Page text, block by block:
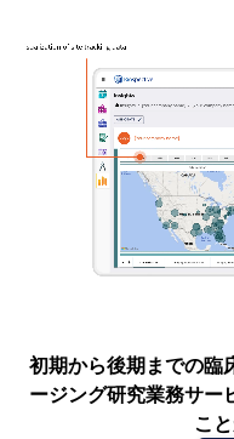
初期から後期までの臨
ージング研究業務サー
こ